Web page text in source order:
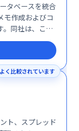
タベースを統合
モ作成およびコ
。同社は、この
、タスク管理の
説明していま
よく比較されています
ト、スプレッド